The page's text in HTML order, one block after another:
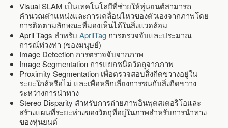
Visual SLAM เป็นเทคโนโลยีที่ช่วยให้หุ่นยนต์สามารถ
คำนวณตำแหน่งและการเคลื่อนไหวของตัวเองจากภาพโดย
การติดตามลักษณะที่มองเห็นได้ในสิ่งแวดล้อม
April Tags สำหรับ AprilTagการตรวจจับและประมาณ
การณ์ท่วงท่า (ของมนุษย์)
Image Detection การตรวจจับจากภาพ
Image Segmentation การแยกชนิดวัตถุจากภาพ
Proximity Segmentation เพื่อตรวจสอบสิ่งกีดขวางอยู่ใน
ระยะใกล้หรือไม่ และเพื่อหลีกเลี่ยงการชนกับสิ่งกีดขวาง
ระหว่างการนำทาง
Stereo Disparity สำหรับการถ่ายภาพอินพุตสเตอริโอและ
สร้างแผนที่ระยะห่างของวัตถุที่อยู่ในภาพสำหรับการนำทาง
ของหุ่นยนต์